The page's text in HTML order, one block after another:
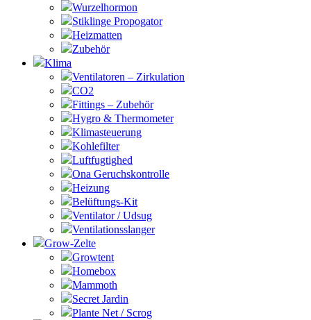
Wurzelhormon
Stiklinge Propogator
Heizmatten
Zubehör
Klima
Ventilatoren – Zirkulation
CO2
Fittings – Zubehör
Hygro & Thermometer
Klimasteuerung
Kohlefilter
Luftfugtighed
Ona Geruchskontrolle
Heizung
Belüftungs-Kit
Ventilator / Udsug
Ventilationsslanger
Grow-Zelte
Growtent
Homebox
Mammoth
Secret Jardin
Plante Net / Scrog